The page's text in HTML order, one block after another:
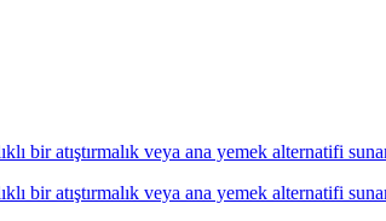
bir atıştırmalık veya ana yemek alternatifi
bir atıştırmalık veya ana yemek alternatifi